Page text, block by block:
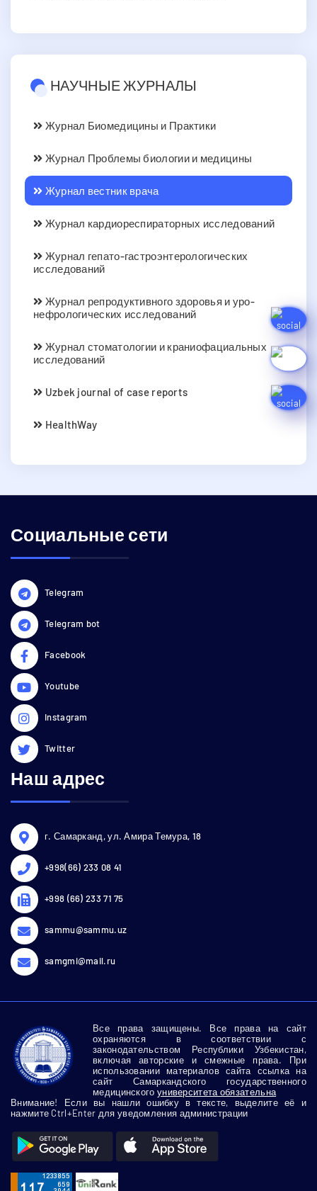
НАУЧНЫЕ ЖУРНАЛЫ
Журнал Биомедицины и Практики
Журнал Проблемы биологии и медицины
Журнал вестник врача
Журнал кардиореспираторных исследований
Журнал гепато-гастроэнтерологических
исследований
Журнал репродуктивного здоровья и уро-
нефрологических исследований
Журнал стоматологии и краниофациальных
исследований
Uzbek journal of case reports
HealthWay
Социальные сети
Telegram
Telegram bot
Facebook
Youtube
Instagram
Twitter
Наш адрес
г. Самарканд, ул. Амира Темура, 18
+998(66) 233 08 41
+998 (66) 233 71 75
sammu@sammu.uz
samgmi@mail.ru
Все права защищены. Все права на сайт
охраняются в соответствии с
законодательством Республики Узбекистан,
включая авторские и смежные права. При
использовании материалов сайта ссылка на
сайт Самаркандского государственного
медицинского университета обязательна
Внимание! Если вы нашли ошибку в тексте, выделите её и
нажмите Ctrl+Enter для уведомления администрации